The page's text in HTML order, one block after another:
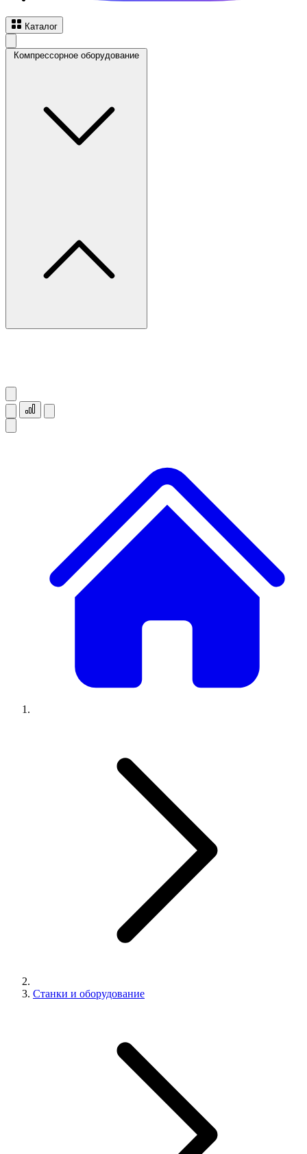
Каталог
Компрессорное оборудование
Станки и оборудование